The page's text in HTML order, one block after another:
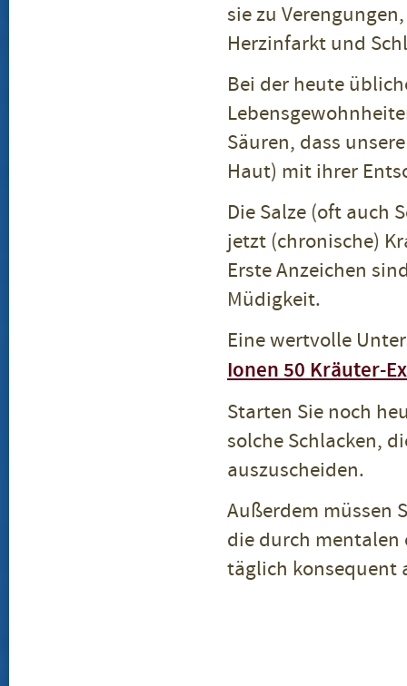
sie zu
Herzinfarkt und
Bei der heute
Säuren, dass
Haut) mit ihrer
Die Salze (oft auch
jetzt (chronische)
Erste Anzeichen
Müdigkeit.
Eine wertvolle
Ionen 50 Kräuter-
Starten Sie noch
solche Schlacken,
auszuscheiden.
Außerdem müssen
die durch mentalen
täglich konsequent